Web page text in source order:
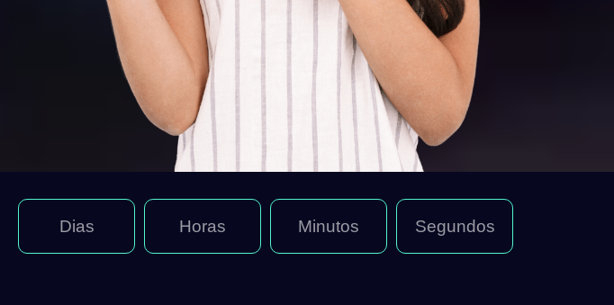
Dias Horas Minutos Segundos